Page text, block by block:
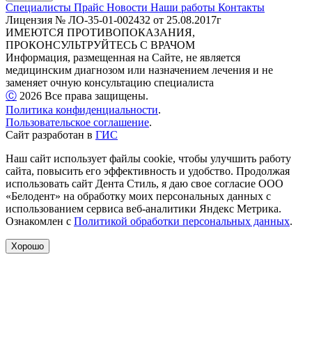
Специалисты Прайс Новости Наши работы Контакты
Лицензия № ЛО-35-01-002432 от 25.08.2017г
ИМЕЮТСЯ ПРОТИВОПОКАЗАНИЯ,
ПРОКОНСУЛЬТРУЙТЕСЬ С ВРАЧОМ
Информация, размещенная на Сайте, не является
медицинским диагнозом или назначением лечения и не
заменяет очную консультацию специалиста
Ⓒ️ 2026 Все права защищены.
Политика конфиденциальности.
Пользовательское соглашение.
Сайт разработан в ГИС
Наш сайт использует файлы cookie, чтобы улучшить работу
сайта, повысить его эффективность и удобство. Продолжая
использовать сайт Дента Стиль, я даю свое согласие ООО
«Белодент» на обработку моих персональных данных с
использованием сервиса веб-аналитики Яндекс Метрика.
Ознакомлен с Политикой обработки персональных данных.
Хорошо